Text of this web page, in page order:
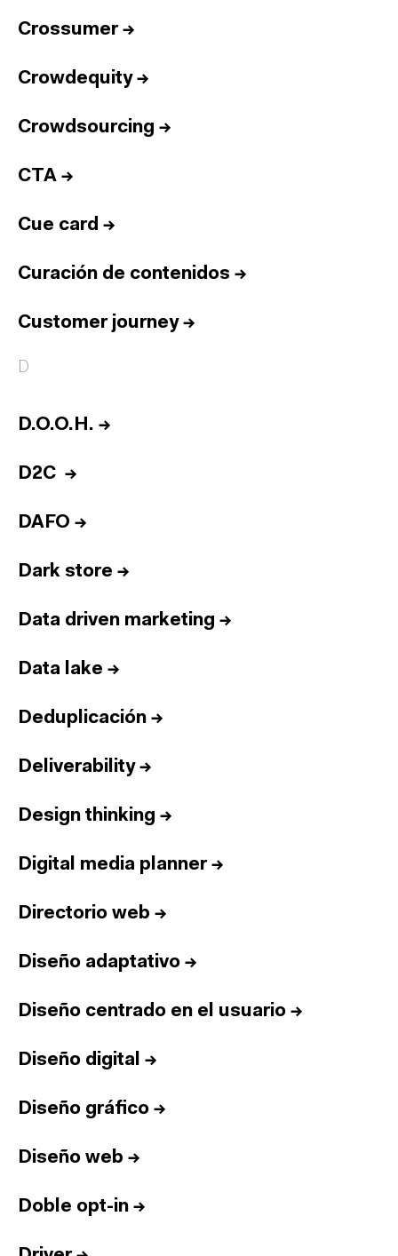
Crossumer→
Crowdequity→
Crowdsourcing →
CTA →
Cue card →
Curación de contenidos →
Customer journey→
D
D.O.O.H. →
D2C →
DAFO →
Dark store →
Data driven marketing →
Data lake →
Deduplicación →
Deliverability→
Design thinking →
Digital media planner→
Directorio web →
Diseño adaptativo →
Diseño centrado en el usuario →
Diseño digital →
Diseño gráfico →
Diseño web →
Doble opt-in →